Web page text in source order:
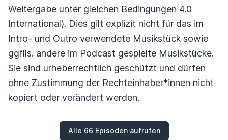
Weitergabe unter gleichen Bedingungen 4.0
International). Dies gilt explizit nicht für das im
Intro- und Outro verwendete Musikstück sowie
ggflls. andere im Podcast gespielte Musikstücke.
Sie sind urheberrechtlich geschützt und dürfen
ohne Zustimmung der Rechteinhaber*innen nicht
kopiert oder verändert werden.
Alle 66 Episoden aufrufen